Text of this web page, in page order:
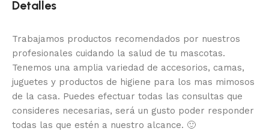
Detalles
Trabajamos productos recomendados por nuestros
profesionales cuidando la salud de tu mascotas.
Tenemos una amplia variedad de accesorios, camas,
juguetes y productos de higiene para los mas mimosos
de la casa. Puedes efectuar todas las consultas que
consideres necesarias, será un gusto poder responder
todas las que estén a nuestro alcance. 🙂